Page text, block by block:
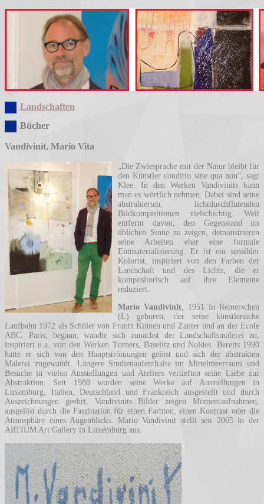
Landschaften
Bücher
Vandivinit, Mario Vita
„Die Zwiesprache mit der Natur bleibt für
den Künstler conditio sine qua non“, sagt
Klee. In den Werken Vandivinits kann
man es wörtlich nehmen. Dabei sind seine
abstrahierten, lichtdurchflutenden
Bildkompisitionen vielschichtig. Weit
entfernt davon, den Gegenstand im
üblichen Sinne zu zeigen, demonstrieren
seine Arbeiten eher eine formale
Entmaterialisierung. Er ist ein sensibler
Kolorist, inspiriert von den Farben der
Landschaft und des Lichts, die er
kompositorisch auf ihre Elemente
reduziert.
Mario Vandivinit, 1951 in Remerschen
(L) geboren, der seine künstlerische
Laufbahn 1972 als Schüler von Frantz Kinnen und Zanter und an der Ecole
ABC, Paris, begann, wandte sich zunächst der Landschaftsmalerei zu,
inspiriert u.a. von den Werken Turners, Baselitz und Noldes. Bereits 1990
hatte er sich von den Hauptströmungen gelöst und sich der abstrakten
Malerei zugewandt. Längere Studienaufenthalte im Mittelmeerraum und
Besuche in vielen Ausstellungen und Ateliers vertieften seine Liebe zur
Abstraktion. Seit 1988 wurden seine Werke auf Ausstellungen in
Luxemburg, Italien, Deutschland und Frankreich ausgestellt und durch
Auszeichnungen geehrt. Vandivinits Bilder zeigen Momentaufnahmen,
ausgelöst durch die Faszination für einen Farbton, einen Kontrast oder die
Atmosphäre eines Augenblicks. Mario Vandivinit stellt seit 2005 in der
ARTIUM Art Gallery in Luxemburg aus.